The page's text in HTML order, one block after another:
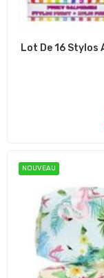
Lot De 16 Stylos
NOUVEAU